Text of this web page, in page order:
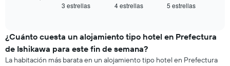
semana.
El
gráfico
de
una
habitación
3 estrellas 4 estrellas 5 estrellas
¿Cuánto cuesta un alojamiento tipo hotel en Prefectura
de Ishikawa para este fin de semana?
La habitación más barata en un alojamiento tipo hotel en Prefectura